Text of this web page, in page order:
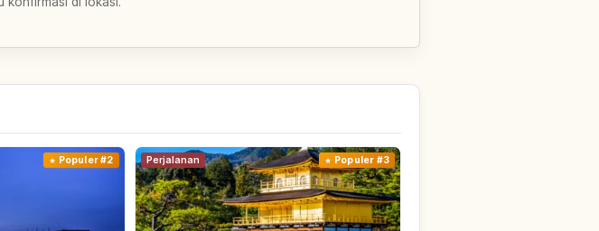
Populer #2 Perjalanan Populer #3